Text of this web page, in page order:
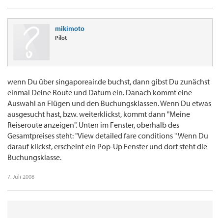
mikimoto
Pilot
wenn Du über singaporeair.de buchst, dann gibst Du zunächst
einmal Deine Route und Datum ein. Danach kommt eine
Auswahl an Flügen und den Buchungsklassen. Wenn Du etwas
ausgesucht hast, bzw. weiterklickst, kommt dann "Meine
Reiseroute anzeigen". Unten im Fenster, oberhalb des
Gesamtpreises steht: "View detailed fare conditions " Wenn Du
darauf klickst, erscheint ein Pop-Up Fenster und dort steht die
Buchungsklasse.
7. Juli 2008